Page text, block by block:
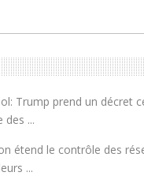
Trump prend un décret
des ...
étend le contrôle des
...